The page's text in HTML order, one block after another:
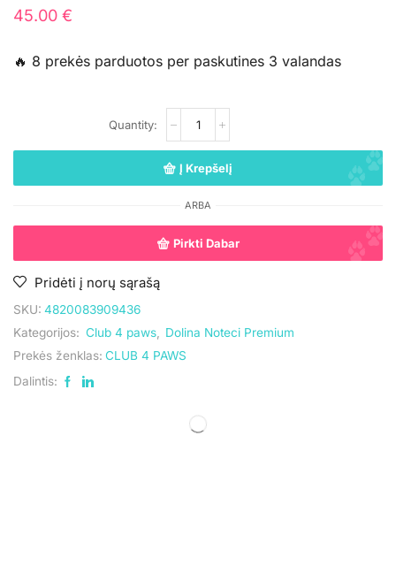
45.00 €
🔥 8 prekės parduotos per paskutines 3 valandas
Į Krepšelį
ARBA
Pirkti Dabar
Pridėti į norų sąrašą
SKU: 4820083909436
Kategorijos: Club 4 paws, Dolina Noteci Premium
Prekės ženklas: CLUB 4 PAWS
Dalintis: